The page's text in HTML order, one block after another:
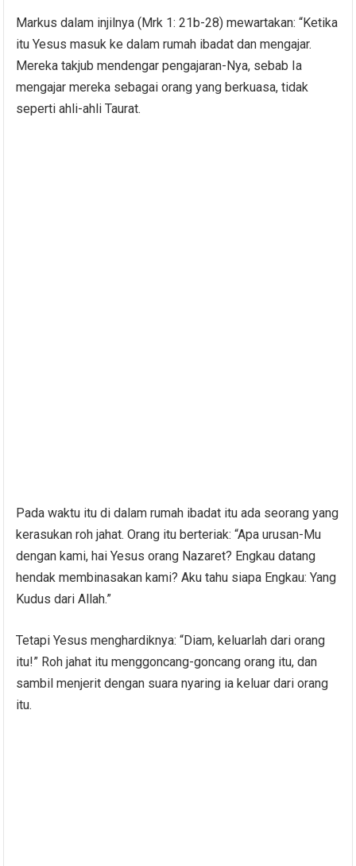
Markus dalam injilnya (Mrk 1: 21b-28) mewartakan: “Ketika
itu Yesus masuk ke dalam rumah ibadat dan mengajar.
Mereka takjub mendengar pengajaran-Nya, sebab Ia
mengajar mereka sebagai orang yang berkuasa, tidak
seperti ahli-ahli Taurat.
Pada waktu itu di dalam rumah ibadat itu ada seorang yang
kerasukan roh jahat. Orang itu berteriak: “Apa urusan-Mu
dengan kami, hai Yesus orang Nazaret? Engkau datang
hendak membinasakan kami? Aku tahu siapa Engkau: Yang
Kudus dari Allah.”
Tetapi Yesus menghardiknya: “Diam, keluarlah dari orang
itu!” Roh jahat itu menggoncang-goncang orang itu, dan
sambil menjerit dengan suara nyaring ia keluar dari orang
itu.